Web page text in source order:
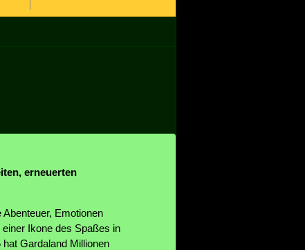
erneuerten
Emotionen
Ikone des Spaßes in
Gardaland Millionen